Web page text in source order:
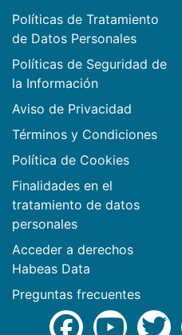
Políticas de Tratamiento
de Datos Personales
Políticas de Seguridad de
la Información
Aviso de Privacidad
Términos y Condiciones
Política de Cookies
Finalidades en el
tratamiento de datos
personales
Acceder a derechos
Habeas Data
Preguntas frecuentes